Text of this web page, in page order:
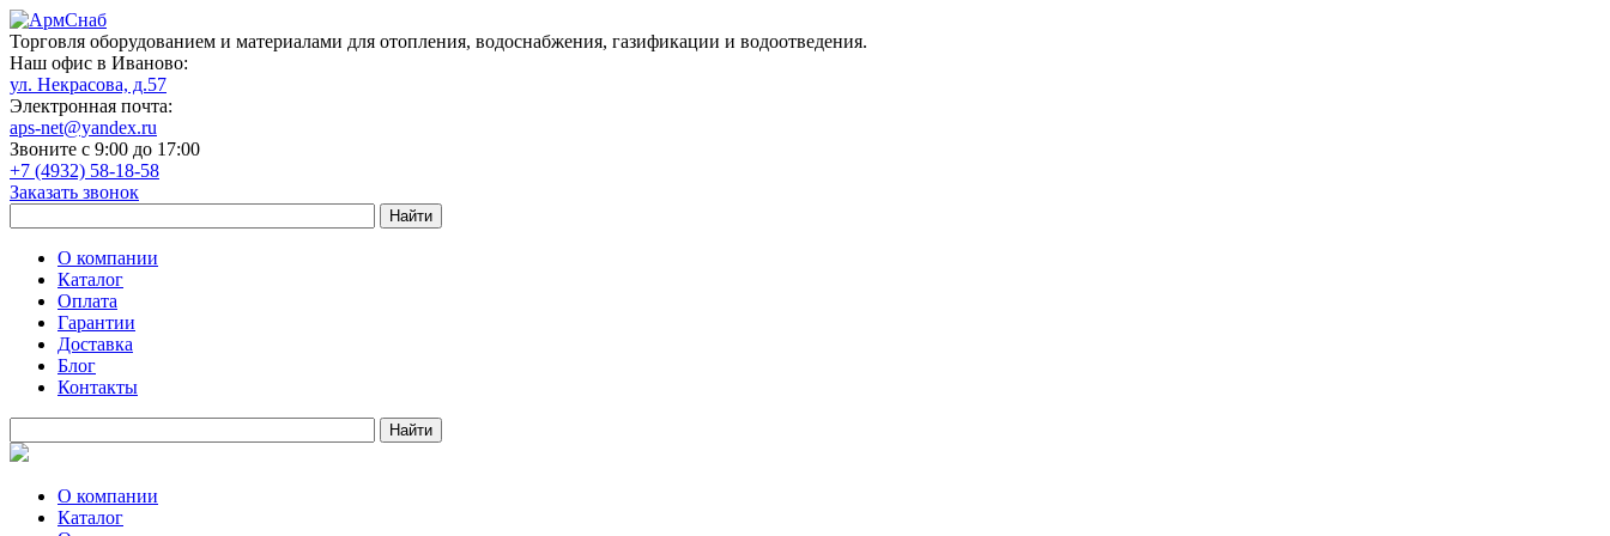
Торговля оборудованием и материалами для отопления, водоснабжения, газификации и водоотведения.
Наш офис в Иваново:
ул. Некрасова, д.57
Электронная почта:
aps-net@yandex.ru
Звоните с 9:00 до 17:00
+7 (4932) 58-18-58
Заказать звонок
О компании
Каталог
Оплата
Гарантии
Доставка
Блог
Контакты
О компании
Каталог